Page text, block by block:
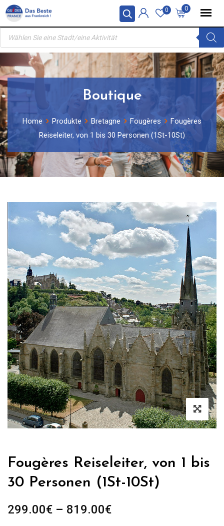
Skip
content
0
0
Products
search
Boutique
Home Produkte Bretagne Fougères
Fougères
Reiseleiter, von 1 bis 30 Personen (1St-10St)
Fougères Reiseleiter, von 1 bis
30 Personen (1St-10St)
299.00€ – 819.00€Preisspanne: